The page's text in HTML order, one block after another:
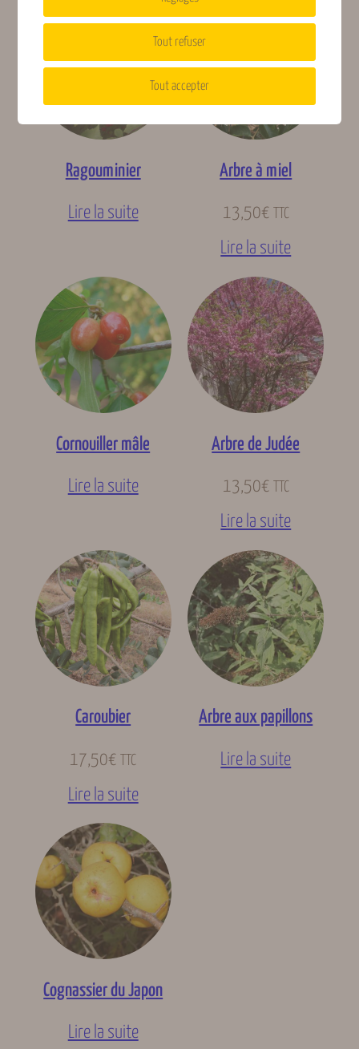
Ragouminier
Lire la suite
Arbre à miel
13,50€ TTC
Lire la suite
Cornouiller mâle
Lire la suite
Arbre de Judée
13,50€ TTC
Lire la suite
Caroubier
17,50€ TTC
Lire la suite
Arbre aux papillons
Lire la suite
Cognassier du Japon
Lire la suite
Tout refuser
Tout accepter